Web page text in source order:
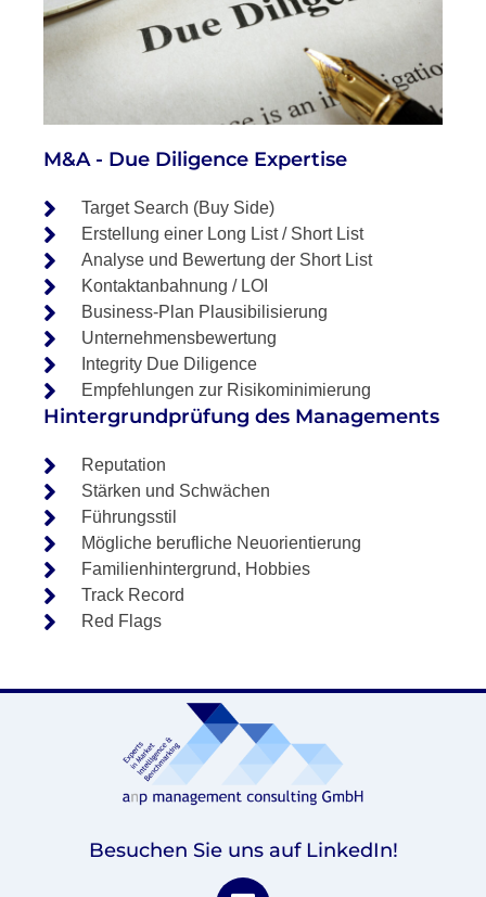
M&A - Due Diligence Expertise
Target Search (Buy Side)
Erstellung einer Long List / Short List
Analyse und Bewertung der Short List
Kontaktanbahnung / LOI
Business-Plan Plausibilisierung
Unternehmensbewertung
Integrity Due Diligence
Empfehlungen zur Risikominimierung
Hintergrundprüfung des Managements
Reputation
Stärken und Schwächen
Führungsstil
Mögliche berufliche Neuorientierung
Familienhintergrund, Hobbies
Track Record
Red Flags
Besuchen Sie uns auf LinkedIn!